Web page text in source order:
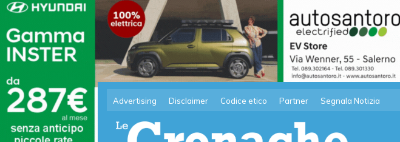
Advertising Disclaimer Codice etico Partner Segnala Notizia